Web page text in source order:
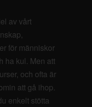
av vårt
för människor
ha kul. Men att
och ofta är
att gå ihop.
enkelt stötta